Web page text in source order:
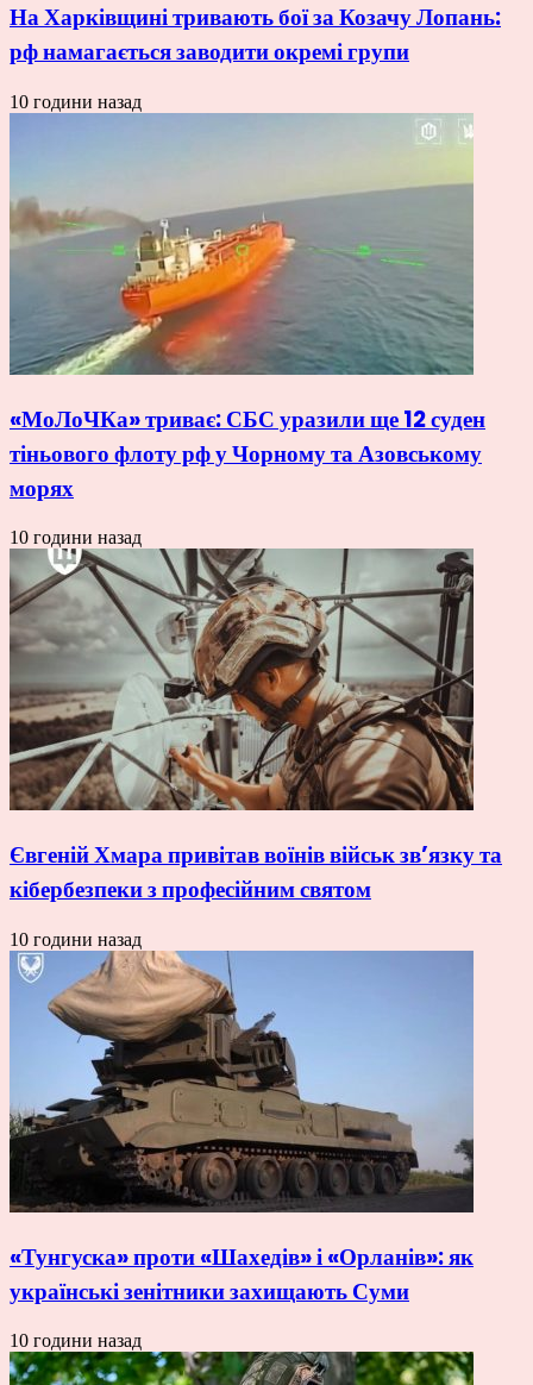
На Харківщині тривають бої за Козачу Лопань:
рф намагається заводити окремі групи
10 години назад
«МоЛоЧКа» триває: СБС уразили ще 12 суден
тіньового флоту рф у Чорному та Азовському
морях
10 години назад
Євгеній Хмара привітав воїнів військ зв’язку та
кібербезпеки з професійним святом
10 години назад
«Тунгуска» проти «Шахедів» і «Орланів»: як
українські зенітники захищають Суми
10 години назад